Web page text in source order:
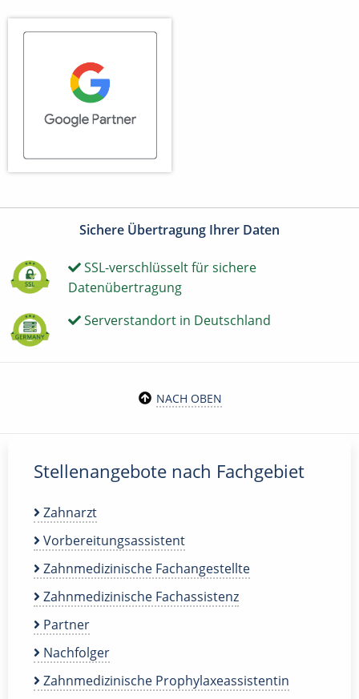
Sichere Übertragung Ihrer Daten
SSL-verschlüsselt für sichere
Datenübertragung
Serverstandort in Deutschland
NACH OBEN
Stellenangebote nach Fachgebiet
Zahnarzt
Vorbereitungsassistent
Zahnmedizinische Fachangestellte
Zahnmedizinische Fachassistenz
Partner
Nachfolger
Zahnmedizinische Prophylaxeassistentin